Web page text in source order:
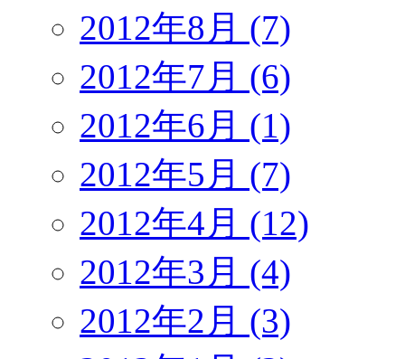
2012年8月 (7)
2012年7月 (6)
2012年6月 (1)
2012年5月 (7)
2012年4月 (12)
2012年3月 (4)
2012年2月 (3)